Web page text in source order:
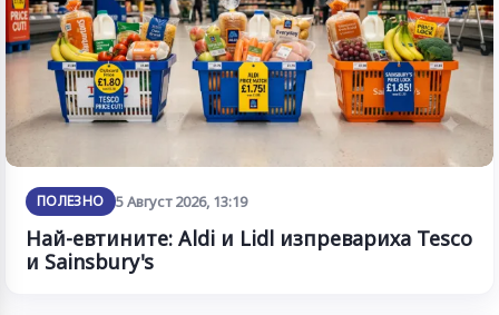
ПОЛЕЗНО 5 Август 2026, 13:19
Най-евтините: Aldi и Lidl изпревариха Tesco
и Sainsbury's